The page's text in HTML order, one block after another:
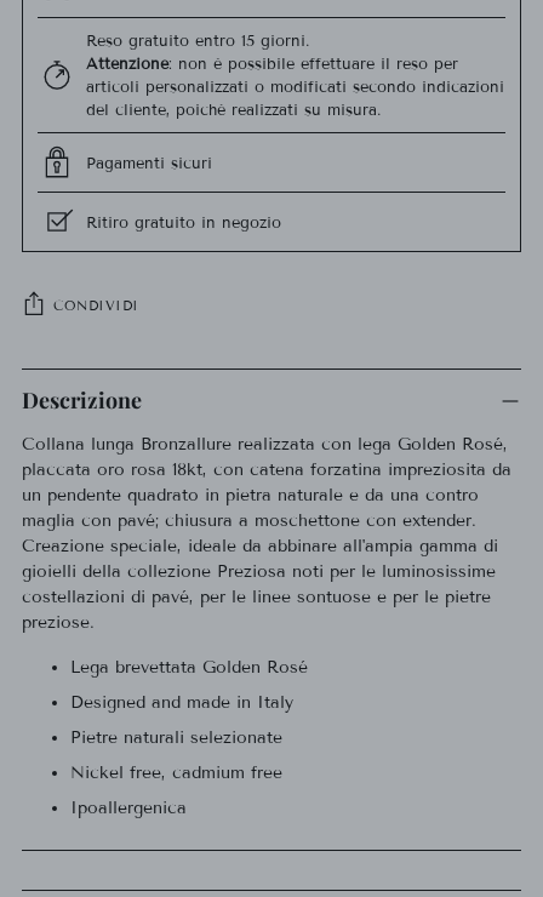
Reso gratuito entro 15 giorni.
Attenzione: non è possibile effettuare il reso per
articoli personalizzati o modificati secondo indicazioni
del cliente, poiché realizzati su misura.
Pagamenti sicuri
Ritiro gratuito in negozio
CONDIVIDI
Aggiungere
un
al
carrello...
Descrizione
Collana lunga Bronzallure realizzata con lega Golden Rosé,
placcata oro rosa 18kt, con catena forzatina impreziosita da
un pendente quadrato in pietra naturale e da una contro
maglia con pavé; chiusura a moschettone con extender.
Creazione speciale, ideale da abbinare all'ampia gamma di
gioielli della collezione Preziosa noti per le luminosissime
costellazioni di pavé, per le linee sontuose e per le pietre
preziose.
Lega brevettata Golden Rosé
Designed and made in Italy
Pietre naturali selezionate
Nickel free, cadmium free
Ipoallergenica